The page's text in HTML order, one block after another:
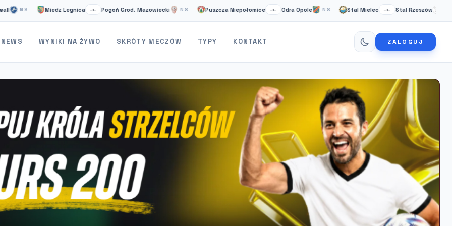
Miedz Legnica –:– Pogoń Grod. Mazowiecki NS Puszcza Niepołomice –:– Odra Opole NS Stal Mielec –:– Stal Rzeszów NS
NEWS WYNIKI NA ŻYWO SKRÓTY MECZÓW TYPY KONTAKT ZALOGUJ